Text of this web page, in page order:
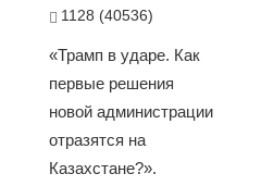
1128 (40536)
«Трамп в ударе. Как
первые решения
новой администрации
отразятся на
Казахстане?».